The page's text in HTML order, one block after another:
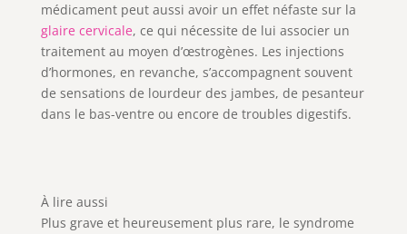
médicament peut aussi avoir un effet néfaste sur la
glaire cervicale, ce qui nécessite de lui associer un
traitement au moyen d’œstrogènes. Les injections
d’hormones, en revanche, s’accompagnent souvent
de sensations de lourdeur des jambes, de pesanteur
dans le bas-ventre ou encore de troubles digestifs.
À lire aussi
Plus grave et heureusement plus rare, le syndrome